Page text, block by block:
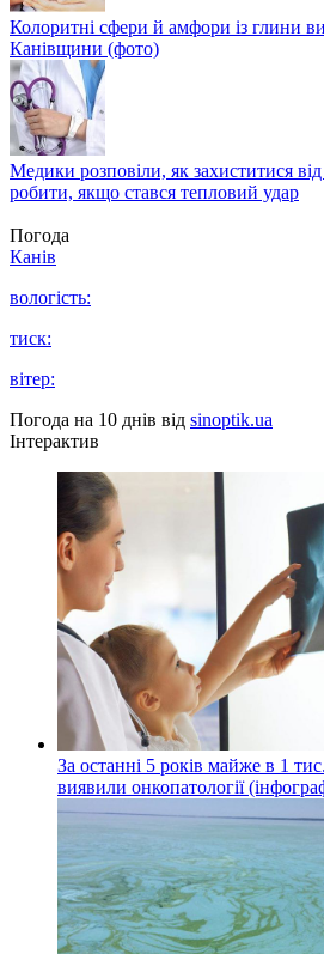
Колоритні сфери й амфори із глини
Канівщини (фото)
Медики розповіли, як захиститися
робити, якщо стався тепловий удар
Погода
Канів
вологість:
тиск:
вітер:
Погода на 10 днів від sinoptik.ua
Інтерактив
За останні 5 років майже в 1
виявили онкопатології